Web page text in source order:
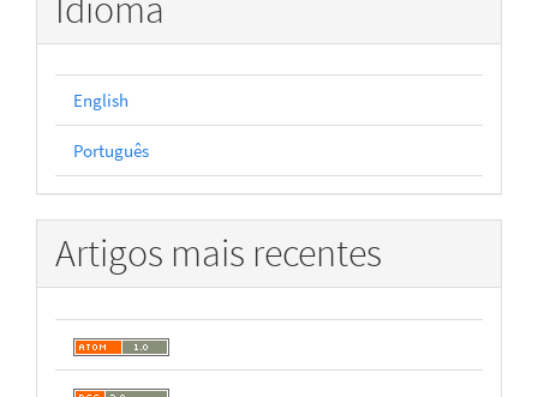
English
Português
Artigos mais recentes